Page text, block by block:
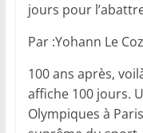
jours pour
Par :Yohann Le Coz
100 ans après,
affiche 100 jours.
Olympiques à